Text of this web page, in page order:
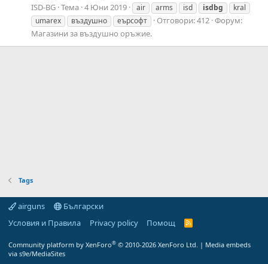
ISD-BG Тема 4 Юни 2019 air arms isd isdbg
kral
umarex
въздушно еърсофт Отговори: 412 Форум:
Магазини за въздушно оръжие.
Tags
airguns
Български
Условия и Правила
Privacy policy Помощ
R
Community platform by XenForo® © 2010-2026 XenForo Ltd. | Media embeds
via s9e/MediaSites